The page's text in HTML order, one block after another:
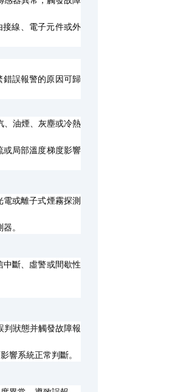
線、電子元件或外
誤報警的原因可歸
、油煙、灰塵或冷熱
或局部溫度梯度影響
或離子式煙霧探測
。
斷、虛警或間歇性
判狀態并觸發故障報
響系統正常判斷。